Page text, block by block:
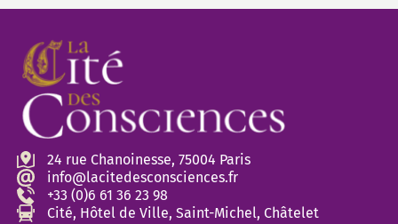
24 rue Chanoinesse, 75004 Paris
info@lacitedesconsciences.fr
+33 (0)6 61 36 23 98
Cité, Hôtel de Ville, Saint-Michel, Châtelet